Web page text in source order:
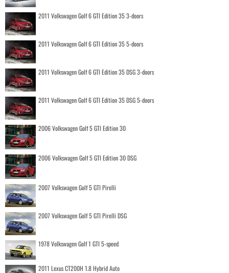
2011 Volkswagen Golf 6 GTI Edition 35 3-doors
2011 Volkswagen Golf 6 GTI Edition 35 5-doors
2011 Volkswagen Golf 6 GTI Edition 35 DSG 3-doors
2011 Volkswagen Golf 6 GTI Edition 35 DSG 5-doors
2006 Volkswagen Golf 5 GTI Edition 30
2006 Volkswagen Golf 5 GTI Edition 30 DSG
2007 Volkswagen Golf 5 GTI Pirelli
2007 Volkswagen Golf 5 GTI Pirelli DSG
1978 Volkswagen Golf 1 GTI 5-speed
2011 Lexus CT200H 1.8 Hybrid Auto